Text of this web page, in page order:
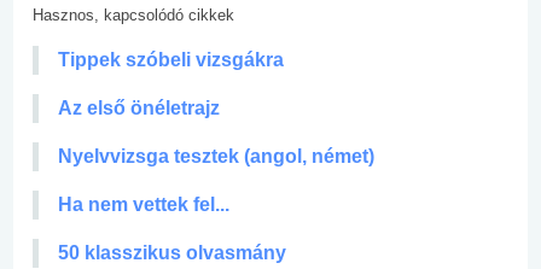
Hasznos, kapcsolódó cikkek
Tippek szóbeli vizsgákra
Az első önéletrajz
Nyelvvizsga tesztek (angol, német)
Ha nem vettek fel...
50 klasszikus olvasmány